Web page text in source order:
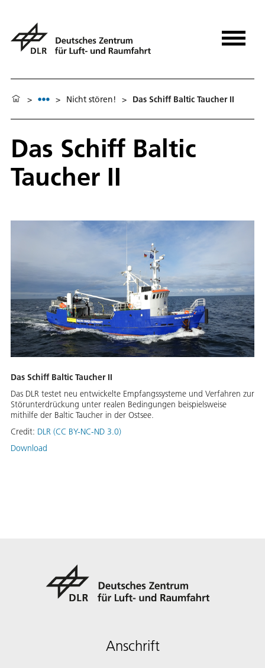
> > Nicht stören! > Das Schiff Baltic Taucher II
Das Schiff Baltic
Taucher II
Das Schiff Baltic Taucher II
Das DLR testet neu entwickelte Empfangssysteme und Verfahren zur
Störunterdrückung unter realen Bedingungen beispielsweise
mithilfe der Baltic Taucher in der Ostsee.
Credit: DLR (CC BY-NC-ND 3.0)
Download
Anschrift